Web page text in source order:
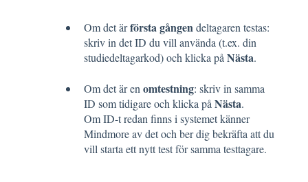
Om det ärförsta gångendeltagaren testas:
skriv in det ID du vill använda (t.ex. din
studiedeltagarkod) och klicka påNästa.
Om det är en omtestning: skriv in samma
ID som tidigare och klicka på Nästa.
Om ID-t redan finns i systemet känner
Mindmore av det och ber dig bekräfta att du
vill starta ett nytt test för samma testtagare.